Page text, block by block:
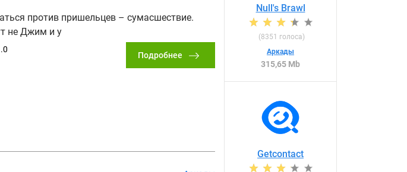
против пришельцев – сумасшествие.
не Джим и у
Подробнее
Null's Brawl
(8351 голоса)
Аркады
315,65 Mb
Getcontact